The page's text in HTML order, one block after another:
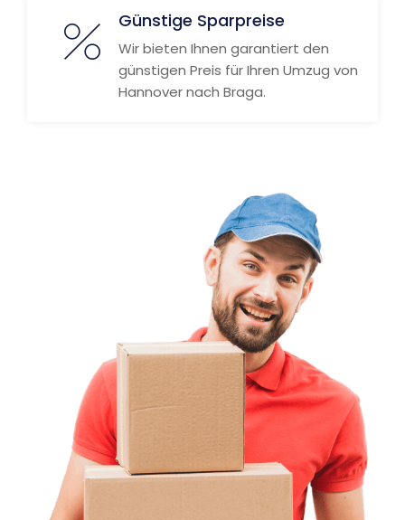
Günstige Sparpreise
Wir bieten Ihnen garantiert den
günstigen Preis für Ihren Umzug von
Hannover nach Braga.